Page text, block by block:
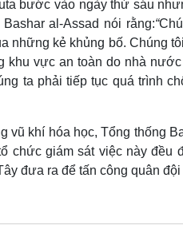
bước vào ngày thứ sáu
al-Assad nói rằng:“
những kẻ khủng bố. Chúng
vực an toàn do nhà
ta phải tiếp tục quá trình
vũ khí hóa học, Tổng thống
chức giám sát việc này đều
đưa ra để tấn công quân đội